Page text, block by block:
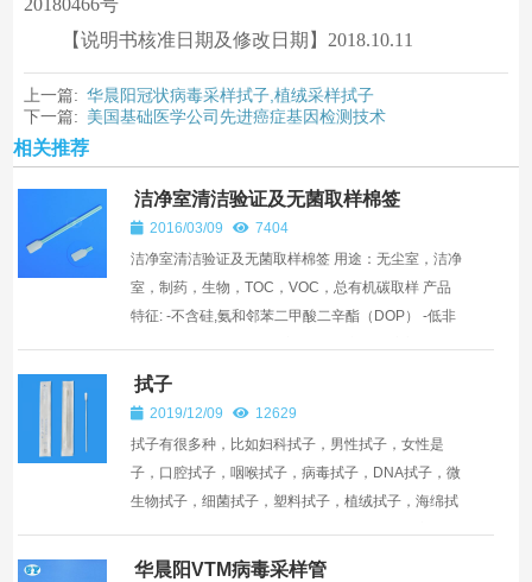
20180466号
【说明书核准日期及修改日期】2018.10.11
上一篇: 华晨阳冠状病毒采样拭子,植绒采样拭子
下一篇: 美国基础医学公司先进癌症基因检测技术
相关推荐
洁净室清洁验证及无菌取样棉签
2016/03/09
7404
洁净室清洁验证及无菌取样棉签 用途：无尘室，洁净
室，制药，生物，TOC，VOC，总有机碳取样 产品
特征: -不含硅,氨和邻苯二甲酸二辛酯（DOP） -低非
力 -...
拭子
2019/12/09
12629
拭子有很多种，比如妇科拭子，男性拭子，女性是
子，口腔拭子，咽喉拭子，病毒拭子，DNA拭子，微
生物拭子，细菌拭子，塑料拭子，植绒拭子，海绵拭
如下几种介绍： ...
华晨阳VTM病毒采样管